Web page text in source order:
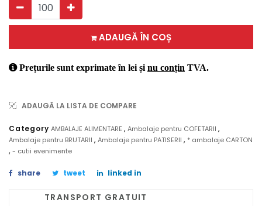
ADAUGĂ ÎN COȘ
Prețurile sunt exprimate în lei și nu conțin TVA.
ADAUGĂ LA LISTA DE COMPARE
CategoryAMBALAJE ALIMENTARE,Ambalaje pentru COFETARII,
Ambalaje pentru BRUTARII , Ambalaje pentru PATISERII , * ambalaje CARTON
, - cutii evenimente
share tweet linked in
TRANSPORT GRATUIT